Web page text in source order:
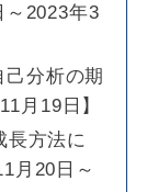
～2023年3
分析の期
月19日】
長方法に
月20日～